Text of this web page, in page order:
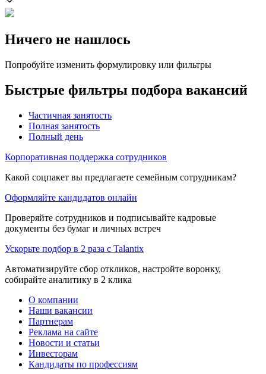
Ничего не нашлось
Попробуйте изменить формулировку или фильтры
Быстрые фильтры подбора вакансий
Частичная занятость
Полная занятость
Полный день
Корпоративная поддержка сотрудников
Какой соцпакет вы предлагаете семейным сотрудникам?
Оформляйте кандидатов онлайн
Проверяйте сотрудников и подписывайте кадровые
документы без бумаг и личных встреч
Ускорьте подбор в 2 раза с Talantix
Автоматизируйте сбор откликов, настройте воронку,
собирайте аналитику в 2 клика
О компании
Наши вакансии
Партнерам
Реклама на сайте
Новости и статьи
Инвесторам
Кандидаты по профессиям